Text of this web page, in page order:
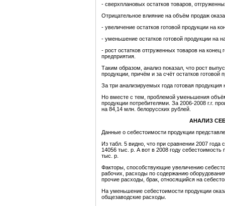
- сверхплановых остатков товаров,
Отрицательное влияние на объём продаж
- увеличение остатков готовой продукции на
- уменьшение остатков готовой продукции на
- рост остатков отгруженных товаров на
предприятия.
Таким образом, анализ показал, что рост
продукции, причём и за счёт остатков готовой
За три анализируемых года готовая
Но вместе с тем, проблемой уменьшения
продукции потребителями. За 2006-2008 г.г.
на 84,14 млн. белорусских рублей.
АНАЛИЗ
Данные о себестоимости продукции
Из табл. 5 видно, что при сравнении 2007
14056 тыс. р. А вот в 2008 году
тыс. р.
Факторы, способствующие увеличению
рабочих, расходы по содержанию
прочие расходы, брак, относящийся на
На уменьшение себестоимости продукции
общезаводские расходы.